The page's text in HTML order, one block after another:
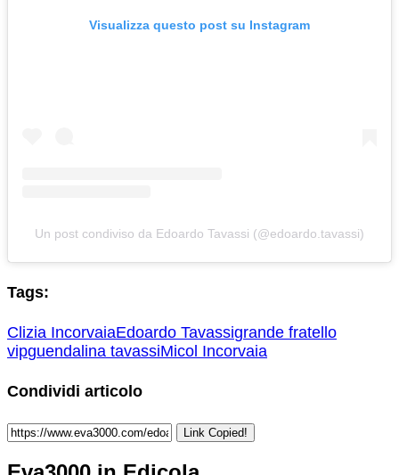
Visualizza questo post su Instagram
Un post condiviso da Edoardo Tavassi (@edoardo.tavassi)
Tags:
Clizia IncorvaiaEdoardo Tavassigrande fratello
vipguendalina tavassiMicol Incorvaia
Condividi articolo
Link Copied!